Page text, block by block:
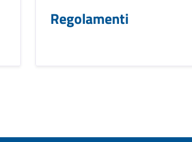
Regolamenti